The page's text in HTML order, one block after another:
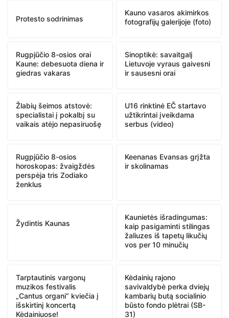
Protesto sodrinimas
Kauno vasaros akimirkos
fotografijų galerijoje (foto)
Rugpjūčio 8-osios orai
Kaune: debesuota diena ir
giedras vakaras
Sinoptikė: savaitgalį
Lietuvoje vyraus gaivesni
ir sausesni orai
Žlabių šeimos atstovė:
specialistai į pokalbį su
vaikais atėjo nepasiruošę
U16 rinktinė EČ startavo
užtikrintai įveikdama
serbus (video)
Rugpjūčio 8-osios
horoskopas: žvaigždės
perspėja tris Zodiako
ženklus
Keenanas Evansas grįžta
ir skolinamas
Žydintis Kaunas
Kaunietės išradingumas:
kaip pasigaminti stilingas
žaliuzes iš tapetų likučių
vos per 10 minučių
Tarptautinis vargonų
muzikos festivalis
„Cantus organi“ kviečia į
išskirtinį koncertą
Kėdainiuose!
Kėdainių rajono
savivaldybė perka dviejų
kambarių butą socialinio
būsto fondo plėtrai (SB-
31)